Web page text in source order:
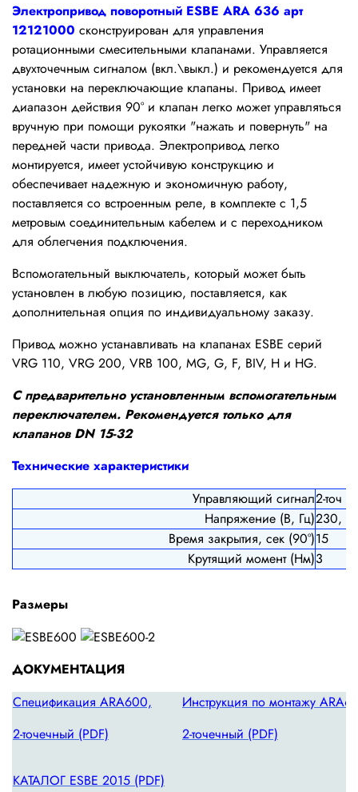
Электропривод поворотный ESBE ARA 636 арт
12121000 сконструирован для управления
ротационными смесительными клапанами. Управляется
двухточечным сигналом (вкл.\выкл.) и рекомендуется для
установки на переключающие клапаны. Привод имеет
диапазон действия 90° и клапан легко может управляться
вручную при помощи рукоятки "нажать и повернуть" на
передней части привода. Электропривод легко
монтируется, имеет устойчивую конструкцию и
обеспечивает надежную и экономичную работу,
поставляется со встроенным реле, в комплекте с 1,5
метровым соединительным кабелем и с переходником
для облегчения подключения.
Вспомогательный выключатель, который может быть
установлен в любую позицию, поставляется, как
дополнительная опция по индивидуальному заказу.
Привод можно устанавливать на клапанах ESBE серий
VRG 110, VRG 200, VRB 100, MG, G, F, BIV, H и HG.
С предварительно установленным вспомогательным
переключателем. Рекомендуется только для
клапанов DN 15-32
Технические характеристики
Управляющий сигнал2-точ
Напряжение (В, Гц)230,
Время закрытия, сек (90°)15
Крутящий момент (Нм)3
Размеры
ДОКУМЕНТАЦИЯ
Спецификация ARA600,
2-точечный (PDF)
Инструкция по монтажу
2-точечный (PDF)
КАТАЛОГ ESBE 2015 (PDF)